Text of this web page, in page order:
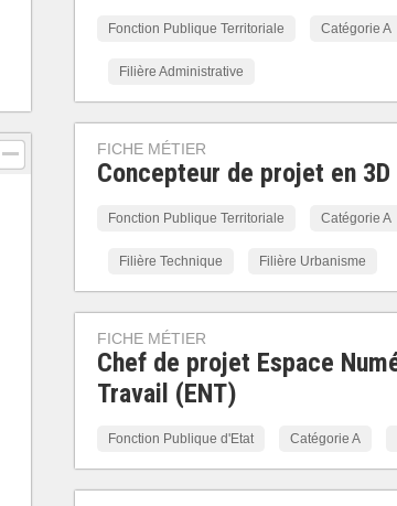
Fonction Publique Territoriale Catégorie A
Filière Administrative
FICHE MÉTIER
Concepteur de projet en 3D
Fonction Publique Territoriale Catégorie A
Filière Technique Filière Urbanisme
FICHE MÉTIER
Chef de projet Espace
Travail (ENT)
Fonction Publique d'Etat Catégorie A